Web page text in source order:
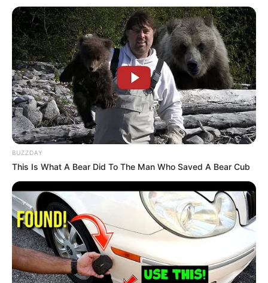
BUZZDAY
This Is What A Bear Did To The Man Who Saved A Bear Cub